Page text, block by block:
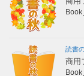
読書
商用